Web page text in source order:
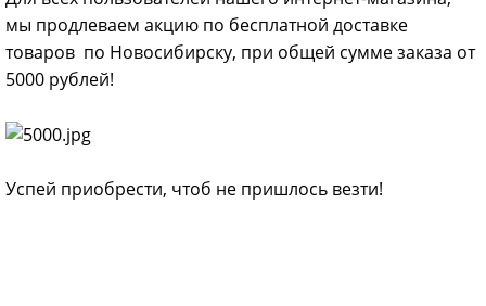
мы продлеваем акцию по бесплатной доставке
товаров по Новосибирску, при общей сумме заказа от
5000 рублей!
Успей приобрести, чтоб не пришлось везти!